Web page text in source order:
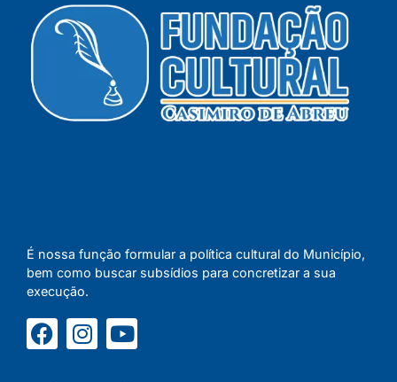
É nossa função formular a política cultural do Município,
bem como buscar subsídios para concretizar a sua
execução.